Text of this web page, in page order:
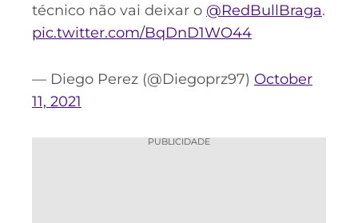
técnico não vai deixar o @RedBullBraga.
pic.twitter.com/BqDnD1WO44
— Diego Perez (@Diegoprz97) October
11, 2021
PUBLICIDADE